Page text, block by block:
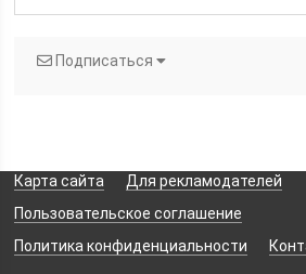
Подписаться
Карта сайта
Для рекламодателей
Пользовательское соглашение
Политика конфиденциальности